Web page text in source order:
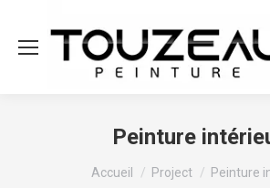
Peinture
Vous êtes ici :
Accueil Project Peinture